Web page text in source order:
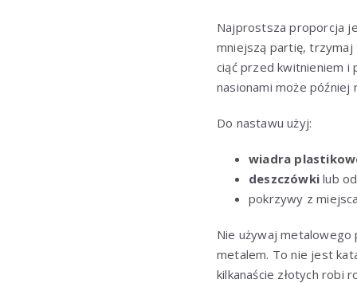
Najprostsza proporcja
mniejszą partię, trzymaj
ciąć przed kwitnieniem i
nasionami może później
Do nastawu użyj:
wiadra
deszczówki lub
pokrzywy z
Nie używaj metalowego
metalem. To nie jest
kilkanaście złotych robi